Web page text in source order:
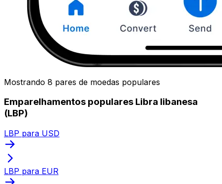
Mostrando 8 pares de moedas populares
Emparelhamentos populares Libra libanesa
(LBP)
LBP para USD
LBP para EUR